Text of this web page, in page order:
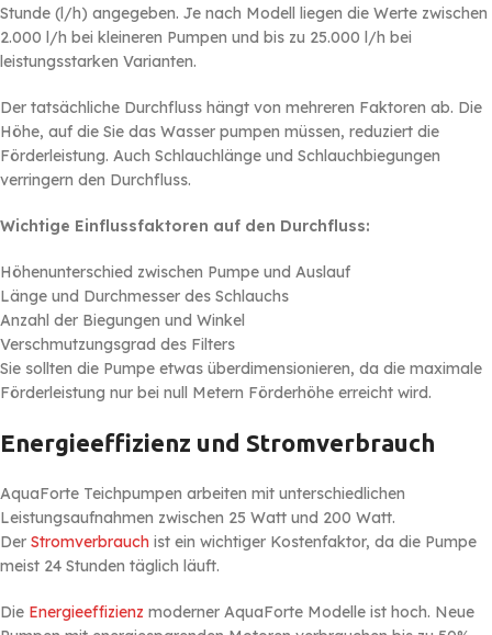
Stunde (l/h) angegeben. Je nach Modell liegen die Werte zwischen
2.000 l/h bei kleineren Pumpen und bis zu 25.000 l/h bei
leistungsstarken Varianten.
Der tatsächliche Durchfluss hängt von mehreren Faktoren ab. Die
Höhe, auf die Sie das Wasser pumpen müssen, reduziert die
Förderleistung. Auch Schlauchlänge und Schlauchbiegungen
verringern den Durchfluss.
Wichtige Einflussfaktoren auf den Durchfluss:
Höhenunterschied zwischen Pumpe und Auslauf
Länge und Durchmesser des Schlauchs
Anzahl der Biegungen und Winkel
Verschmutzungsgrad des Filters
Sie sollten die Pumpe etwas überdimensionieren, da die maximale
Förderleistung nur bei null Metern Förderhöhe erreicht wird.
Energieeffizienz und Stromverbrauch
AquaForte Teichpumpen arbeiten mit unterschiedlichen
Leistungsaufnahmen zwischen 25 Watt und 200 Watt.
Der Stromverbrauch ist ein wichtiger Kostenfaktor, da die Pumpe
meist 24 Stunden täglich läuft.
Die Energieeffizienz moderner AquaForte Modelle ist hoch. Neue